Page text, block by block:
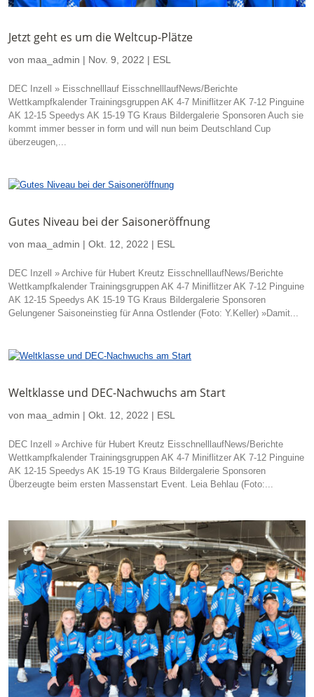
Jetzt geht es um die Weltcup-Plätze
von maa_admin | Nov. 9, 2022 | ESL
DEC Inzell » Eisschnelllauf EisschnelllaufNews/Berichte
Wettkampfkalender Trainingsgruppen AK 4-7 Miniflitzer AK 7-12 Pinguine
AK 12-15 Speedys AK 15-19 TG Kraus Bildergalerie Sponsoren Auch sie
kommt immer besser in form und will nun beim Deutschland Cup
überzeugen,...
Gutes Niveau bei der Saisoneröffnung
von maa_admin | Okt. 12, 2022 | ESL
DEC Inzell » Archive für Hubert Kreutz EisschnelllaufNews/Berichte
Wettkampfkalender Trainingsgruppen AK 4-7 Miniflitzer AK 7-12 Pinguine
AK 12-15 Speedys AK 15-19 TG Kraus Bildergalerie Sponsoren
Gelungener Saisoneinstieg für Anna Ostlender (Foto: Y.Keller) »Damit...
Weltklasse und DEC-Nachwuchs am Start
von maa_admin | Okt. 12, 2022 | ESL
DEC Inzell » Archive für Hubert Kreutz EisschnelllaufNews/Berichte
Wettkampfkalender Trainingsgruppen AK 4-7 Miniflitzer AK 7-12 Pinguine
AK 12-15 Speedys AK 15-19 TG Kraus Bildergalerie Sponsoren
Überzeugte beim ersten Massenstart Event. Leia Behlau (Foto:...